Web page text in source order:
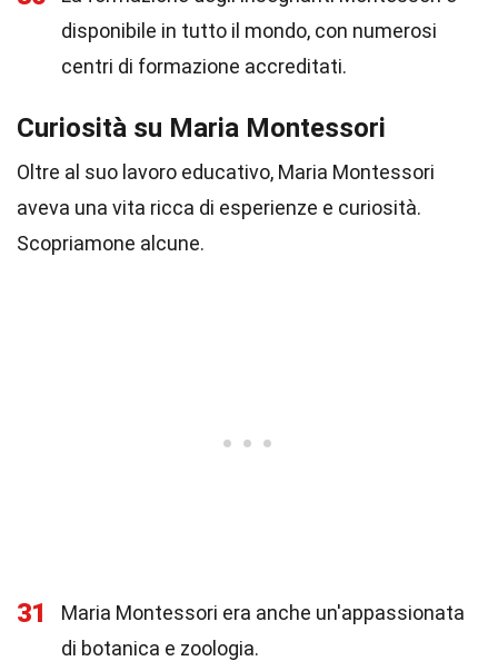
disponibile in tutto il mondo, con numerosi
centri di formazione accreditati.
Curiosità su Maria Montessori
Oltre al suo lavoro educativo, Maria Montessori
aveva una vita ricca di esperienze e curiosità.
Scopriamone alcune.
31
Maria Montessori era anche un'appassionata
di botanica e zoologia.